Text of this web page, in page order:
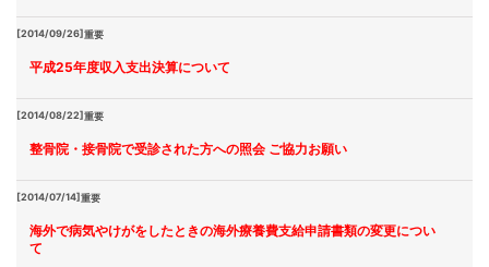
[2014/09/26]重要
平成25年度収入支出決算について
[2014/08/22]重要
整骨院・接骨院で受診された方への照会 ご協力お願い
[2014/07/14]重要
海外で病気やけがをしたときの海外療養費支給申請書類の変更につい
て